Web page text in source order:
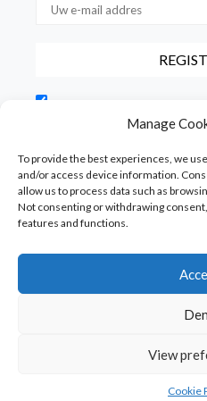
Manage
To provide the best experiences, we
and/or access device information.
allow us to process data such as
Not consenting or withdrawing
features and functions.
View
Cookie
gebruiksvoorwaarden met
formulier verstrekte gegevens hebt
Copyright © Puredeluxe.be